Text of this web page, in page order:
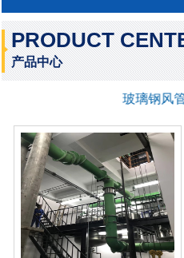
PRODUCT
产品中心
玻璃钢风